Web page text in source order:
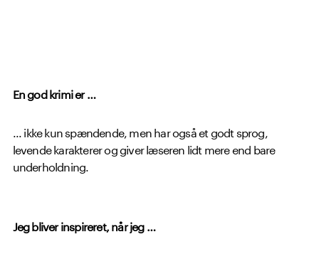
En god krimi er …
...ikke kun spændende, men har også et godt sprog,
levende karakterer og giver læseren lidt mere end bare
underholdning.
Jeg bliver inspireret, når jeg …